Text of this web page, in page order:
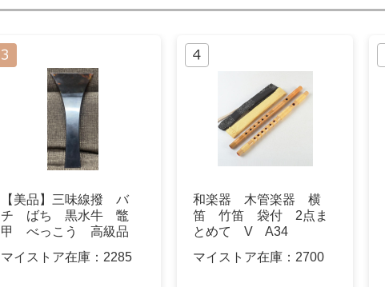
【美品】三味線撥 バ
チ ばち 黒水牛 鼈
甲 べっこう 高級品
マイストア在庫： 2285
和楽器 木管楽器 横
笛 竹笛 袋付 2点ま
とめて V A34
マイストア在庫： 2700